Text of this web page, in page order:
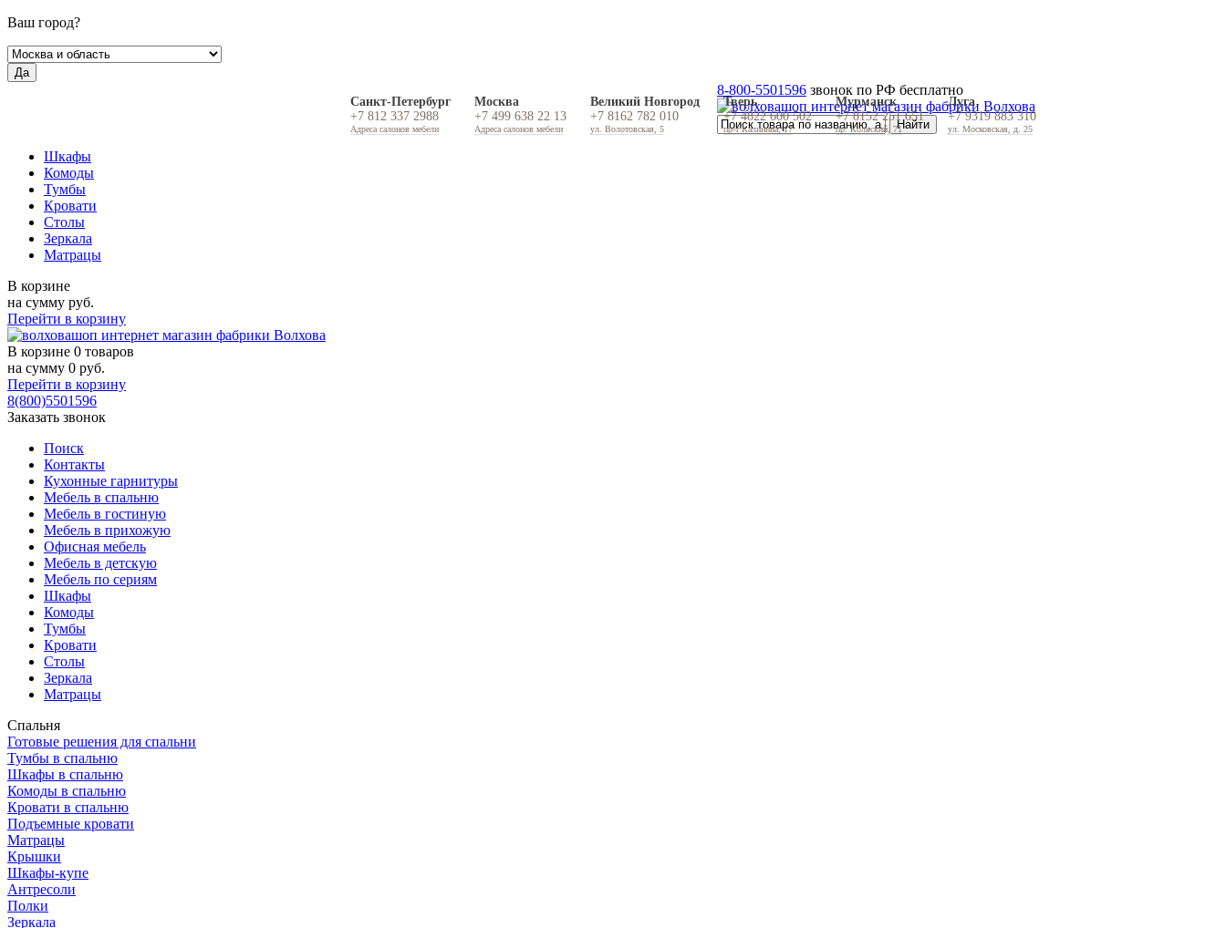
Ваш город?
Да
Санкт-Петербург
+7 812 337 2988
Адреса салонов мебели
Москва
+7 499 638 22 13
Адреса салонов мебели
Великий Новгород
+7 8162 782 010
ул. Волотовская, 5
Тверь
+7 4822 600 502
пр-т Калинина, 17
Мурманск
+7 8152 251 651
пр. Кольский, 71
Луга
+7 9319 883 310
ул. Московская, д. 25
8-800-5501596 звонок по РФ бесплатно
Шкафы
Комоды
Тумбы
Кровати
Столы
Зеркала
Матрацы
В корзине
на сумму руб.
Перейти в корзину
В корзине 0 товаров
на сумму 0 руб.
Перейти в корзину
8(800)5501596
Заказать звонок
Поиск
Контакты
Кухонные гарнитуры
Мебель в спальню
Мебель в гостиную
Мебель в прихожую
Офисная мебель
Мебель в детскую
Мебель по сериям
Шкафы
Комоды
Тумбы
Кровати
Столы
Зеркала
Матрацы
Спальня
Готовые решения для спальни
Тумбы в спальню
Шкафы в спальню
Комоды в спальню
Кровати в спальню
Подъемные кровати
Матрацы
Крышки
Шкафы-купе
Антресоли
Полки
Зеркала